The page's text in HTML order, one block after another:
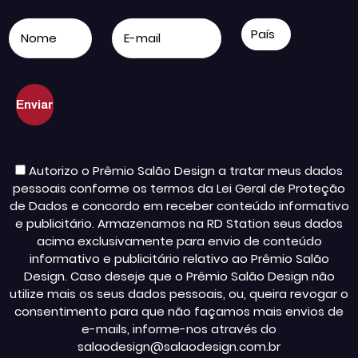
Autorizo o Prêmio Salão Design a tratar meus dados
pessoais conforme os termos da Lei Geral de Proteção
de Dados e concordo em receber conteúdo informativo
e publicitário. Armazenamos na RD Station seus dados
acima exclusivamente para envio de conteúdo
informativo e publicitário relativo ao Prêmio Salão
Design. Caso deseje que o Prêmio Salão Design não
utilize mais os seus dados pessoais, ou, queira revogar o
consentimento para que não façamos mais envios de
e-mails, informe-nos através do
salaodesign@salaodesign.com.br